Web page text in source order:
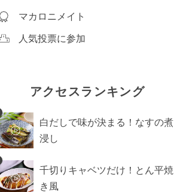
マカロニメイト
人気投票に参加
アクセスランキング
白だしで味が決まる！なすの煮
浸し
千切りキャベツだけ！とん平焼
き風